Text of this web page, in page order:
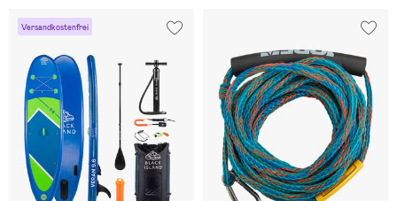
Versandkostenfrei